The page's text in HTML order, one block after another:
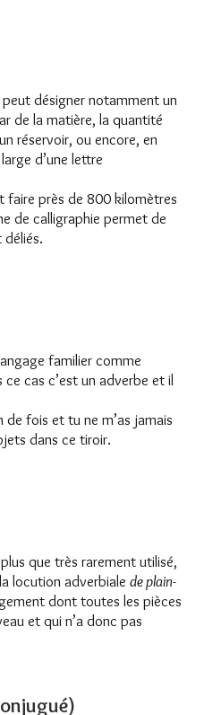
désigner notamment un
de la matière, la quantité
réservoir, ou encore, en
d’une lettre
faire près de 800 kilomètres
de calligraphie permet de
familier comme
ce cas c’est un adverbe et il
de fois et tu ne m’as jamais
dans ce tiroir.
que très rarement utilisé,
locution adverbiale de plain-
dont toutes les pièces
et qui n’a donc pas